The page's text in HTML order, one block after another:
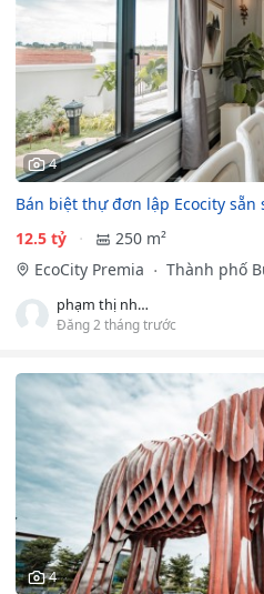
4
Bán biệt thự đơn lập Ecocity sẵn
12.5 tỷ
250 m²
EcoCity Premia
Thành phố
phạm thị như quỳnh
Đăng 2 tháng trước
4